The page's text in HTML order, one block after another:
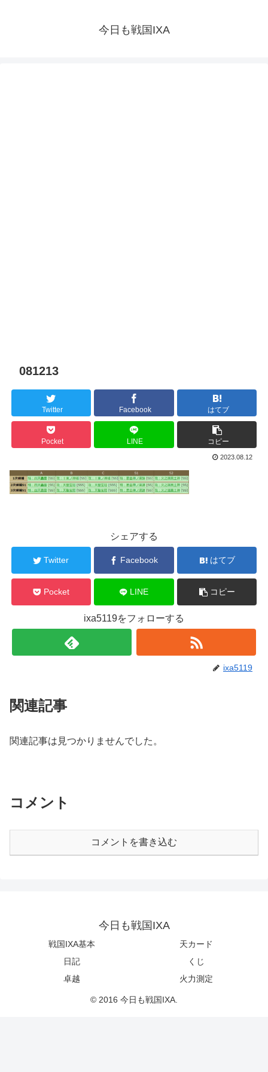
今日も戦国IXA
081213
Twitter Facebook はてブ
Pocket LINE コピー
2023.08.12
シェアする
Twitter Facebook はてブ
Pocket LINE コピー
ixa5119をフォローする
ixa5119
関連記事
関連記事は見つかりませんでした。
コメント
コメントを書き込む
今日も戦国IXA
戦国IXA基本
天カード
日記
くじ
卓越
火力測定
© 2016 今日も戦国IXA.